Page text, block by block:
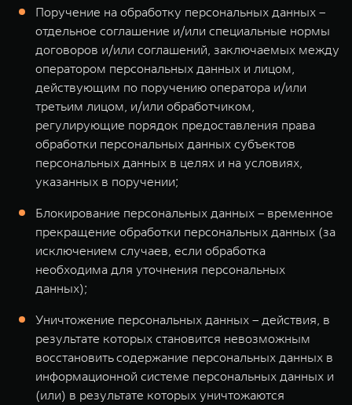
Поручение на обработку персональных данных –
отдельное соглашение и/или специальные нормы
договоров и/или соглашений, заключаемых между
оператором персональных данных и лицом,
действующим по поручению оператора и/или
третьим лицом, и/или обработчиком,
регулирующие порядок предоставления права
обработки персональных данных субъектов
персональных данных в целях и на условиях,
указанных в поручении;
Блокирование персональных данных – временное
прекращение обработки персональных данных (за
исключением случаев, если обработка
необходима для уточнения персональных
данных);
Уничтожение персональных данных – действия, в
результате которых становится невозможным
восстановить содержание персональных данных в
информационной системе персональных данных и
(или) в результате которых уничтожаются